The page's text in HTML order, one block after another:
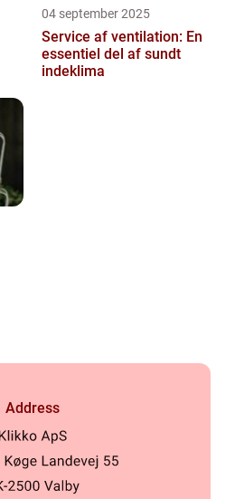
04 september 2025
Service af ventilation: En
essentiel del af sundt
indeklima
Address